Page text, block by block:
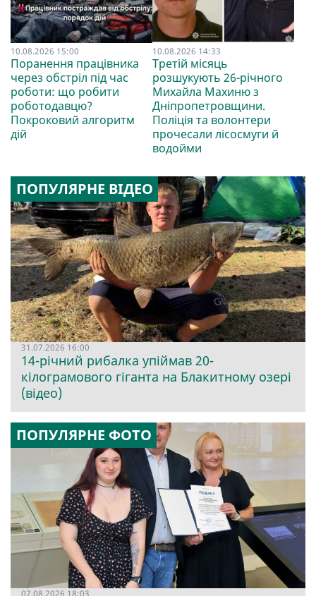
10.08.2026 15:00
Поранення працівника
через обстріл під час
роботи: що робити
роботодавцю?
Покроковий алгоритм
дій
10.08.2026 14:33
Третій місяць
розшукують 26-річного
Михайла Махиню з
Дніпропетровщини.
Поліція та волонтери
прочесали лісосмуги й
водойми
ПОПУЛЯРНЕ ВІДЕО
31.07.2026 16:00
14-річний рибалка упіймав 20-
кілограмового гіганта на Блакитному озері
(відео)
ПОПУЛЯРНЕ ФОТО